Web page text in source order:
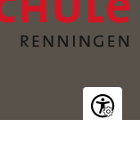
Seite